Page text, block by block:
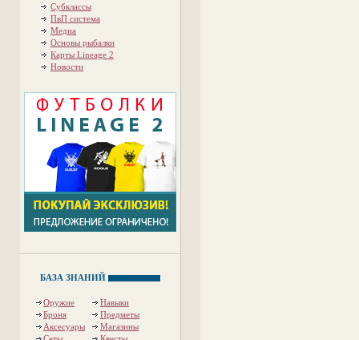
Субклассы
ПвП система
Медиа
Основы рыбалки
Карты Lineage 2
Новости
БАЗА ЗНАНИЙ
Оружие
Навыки
Броня
Предметы
Аксесуары
Магазины